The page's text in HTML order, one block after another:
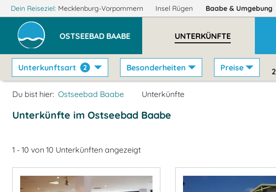
Dein Reiseziel: Mecklenburg-Vorpommern Insel Rügen Baabe & Umgebung
OSTSEEBAD BAABE UNTERKÜNFTE
Unterkunftsart 2 Besonderheiten Preise 2
Du bist hier: Ostseebad Baabe Unterkünfte
Unterkünfte im Ostseebad Baabe
1 - 10 von 10 Unterkünften angezeigt